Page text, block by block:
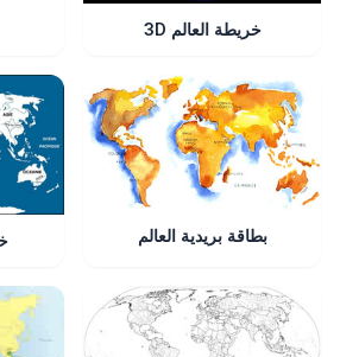
خريطة العالم 3D
بطاقة بريدية العالم